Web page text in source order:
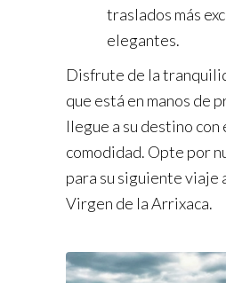
traslados más
elegantes.
Disfrute de la
que está en manos de
llegue a su destino
comodidad. Opte por
para su siguiente viaje
Virgen de la Arrixaca.